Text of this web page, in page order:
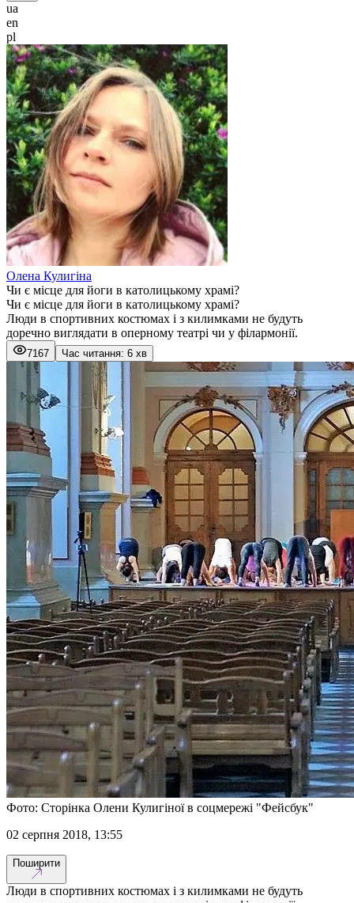
ua
en
pl
Олена Кулигіна
Чи є місце для йоги в католицькому храмі?
Чи є місце для йоги в католицькому храмі?
Люди в спортивних костюмах і з килимками не будуть
доречно виглядати в оперному театрі чи у філармонії.
7167 Час читання: 6 хв
Фото: Сторінка Олени Кулигіної в соцмережі "Фейсбук"
02 серпня 2018, 13:55
Поширити
Люди в спортивних костюмах і з килимками не будуть